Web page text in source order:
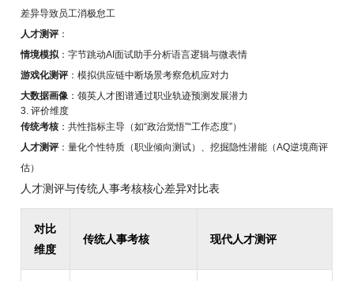
差异导致员工消极怠工
人才测评 ：
情境模拟 ：字节跳动AI面试助手分析语言逻辑与微表情
游戏化测评 ：模拟供应链中断场景考察危机应对力
大数据画像 ：领英人才图谱通过职业轨迹预测发展潜力
3. 评价维度
传统考核：共性指标主导（如“政治觉悟”“工作态度”）
人才测评 ：量化个性特质（职业倾向测试）、挖掘隐性潜能（AQ逆境商评
估）
人才测评与传统人事考核核心差异对比表
对比
维度
传统人事考核 现代人才测评